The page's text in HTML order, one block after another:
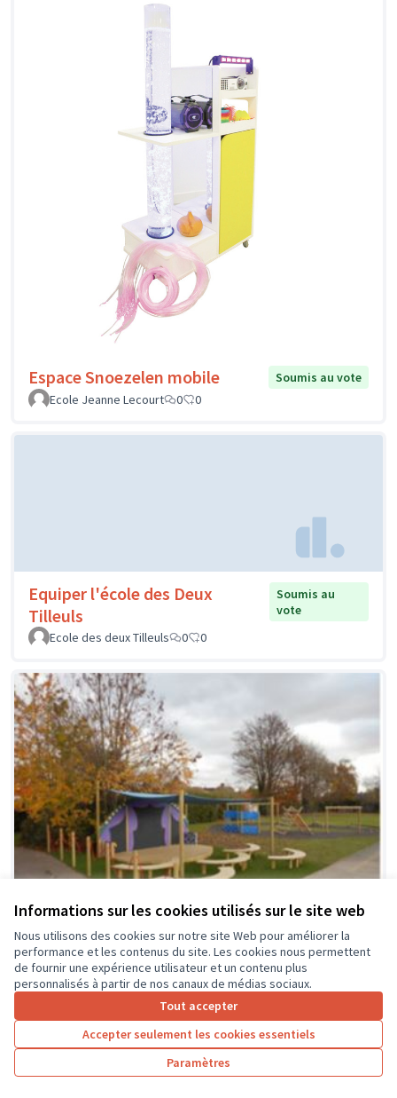
Informations sur les cookies utilisés sur le site web
Nous utilisons des cookies sur notre site Web pour améliorer la
performance et les contenus du site. Les cookies nous permettent
de fournir une expérience utilisateur et un contenu plus
personnalisés à partir de nos canaux de médias sociaux.
Tout accepter
Accepter seulement les cookies essentiels
Paramètres
Espace Snoezelen mobile
Soumis au vote
Ecole Jeanne Lecourt
0 0
Equiper l'école des Deux
Tilleuls
Soumis au
vote
Ecole des deux Tilleuls
0 0
La classe en dehors des murs
Soumis au vote
0 0